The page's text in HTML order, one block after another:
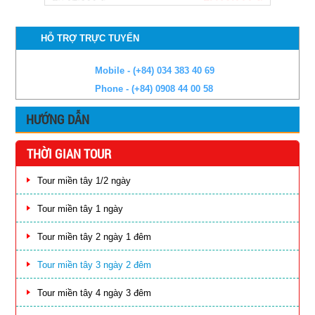
HỖ TRỢ TRỰC TUYẾN
Mobile - (+84) 034 383 40 69
Phone - (+84) 0908 44 00 58
HƯỚNG DẪN
THỜI GIAN TOUR
Tour miền tây 1/2 ngày
Tour miền tây 1 ngày
Tour miền tây 2 ngày 1 đêm
Tour miền tây 3 ngày 2 đêm
Tour miền tây 4 ngày 3 đêm